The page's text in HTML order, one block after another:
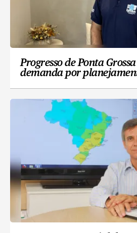
Progresso de Ponta
demanda por